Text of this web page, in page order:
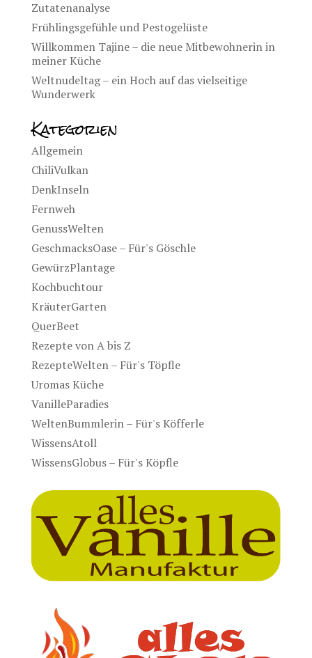
Zutatenanalyse
Frühlingsgefühle und Pestogelüste
Willkommen Tajine – die neue Mitbewohnerin in
meiner Küche
Weltnudeltag – ein Hoch auf das vielseitige
Wunderwerk
Kategorien
Allgemein
ChiliVulkan
DenkInseln
Fernweh
GenussWelten
GeschmacksOase – Für's Göschle
GewürzPlantage
Kochbuchtour
KräuterGarten
QuerBeet
Rezepte von A bis Z
RezepteWelten – Für's Töpfle
Uromas Küche
VanilleParadies
WeltenBummlerin – Für's Köfferle
WissensAtoll
WissensGlobus – Für's Köpfle